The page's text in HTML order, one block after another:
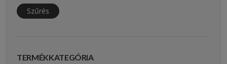
szürke
türkiz
Szűrés
TERMÉKKATEGÓRIA